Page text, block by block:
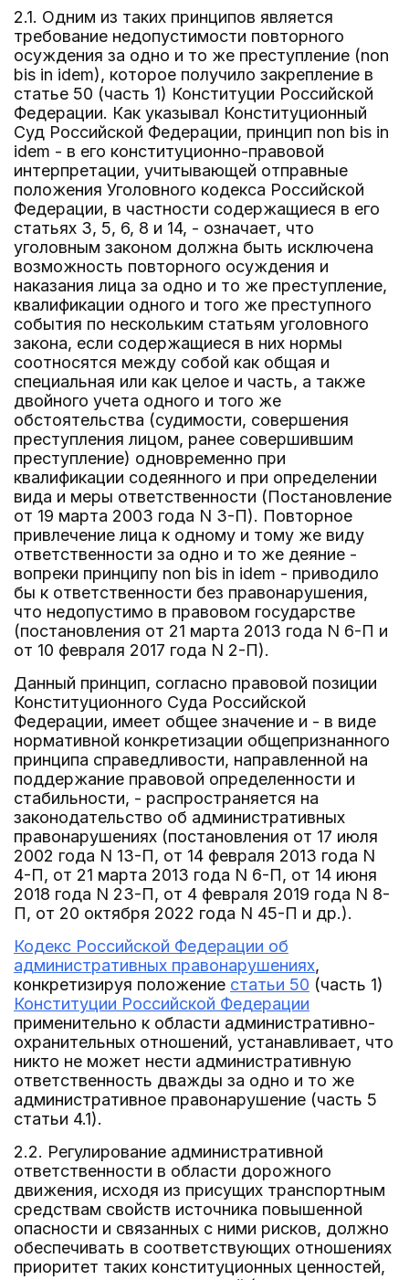
2.1. Одним из таких принципов является
требование недопустимости повторного
осуждения за одно и то же преступление (non
bis in idem), которое получило закрепление в
статье 50 (часть 1) Конституции Российской
Федерации. Как указывал Конституционный
Суд Российской Федерации, принцип non bis in
idem - в его конституционно-правовой
интерпретации, учитывающей отправные
положения Уголовного кодекса Российской
Федерации, в частности содержащиеся в его
статьях 3, 5, 6, 8 и 14, - означает, что
уголовным законом должна быть исключена
возможность повторного осуждения и
наказания лица за одно и то же преступление,
квалификации одного и того же преступного
события по нескольким статьям уголовного
закона, если содержащиеся в них нормы
соотносятся между собой как общая и
специальная или как целое и часть, а также
двойного учета одного и того же
обстоятельства (судимости, совершения
преступления лицом, ранее совершившим
преступление) одновременно при
квалификации содеянного и при определении
вида и меры ответственности (Постановление
от 19 марта 2003 года N 3-П). Повторное
привлечение лица к одному и тому же виду
ответственности за одно и то же деяние -
вопреки принципу non bis in idem - приводило
бы к ответственности без правонарушения,
что недопустимо в правовом государстве
(постановления от 21 марта 2013 года N 6-П и
от 10 февраля 2017 года N 2-П).
Данный принцип, согласно правовой позиции
Конституционного Суда Российской
Федерации, имеет общее значение и - в виде
нормативной конкретизации общепризнанного
принципа справедливости, направленной на
поддержание правовой определенности и
стабильности, - распространяется на
законодательство об административных
правонарушениях (постановления от 17 июля
2002 года N 13-П, от 14 февраля 2013 года N
4-П, от 21 марта 2013 года N 6-П, от 14 июня
2018 года N 23-П, от 4 февраля 2019 года N 8-
П, от 20 октября 2022 года N 45-П и др.).
Кодекс Российской Федерации об
административных правонарушениях,
конкретизируя положение статьи 50 (часть 1)
Конституции Российской Федерации
применительно к области административно-
охранительных отношений, устанавливает, что
никто не может нести административную
ответственность дважды за одно и то же
административное правонарушение (часть 5
статьи 4.1).
2.2. Регулирование административной
ответственности в области дорожного
движения, исходя из присущих транспортным
средствам свойств источника повышенной
опасности и связанных с ними рисков, должно
обеспечивать в соответствующих отношениях
приоритет таких конституционных ценностей,